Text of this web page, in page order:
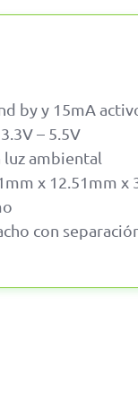
by y 15mA
– 5.5V
luz ambiental
x 12.51mm x
con